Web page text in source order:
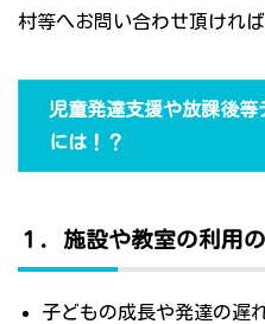
村等へお問い合わせ頂ければ
児童発達支援や放課後
には！？
１．施設や教室の利用
子どもの成長や発達の遅